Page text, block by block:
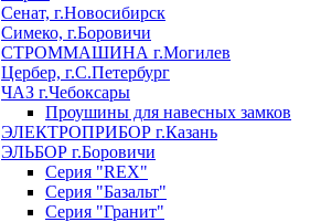
Сенат, г.Новосибирск
Симеко, г.Боровичи
СТРОММАШИНА г.Могилев
Цербер, г.С.Петербург
ЧАЗ г.Чебоксары
Проушины для навесных замков
ЭЛЕКТРОПРИБОР г.Казань
ЭЛЬБОР г.Боровичи
Серия "REX"
Серия "Базальт"
Серия "Гранит"